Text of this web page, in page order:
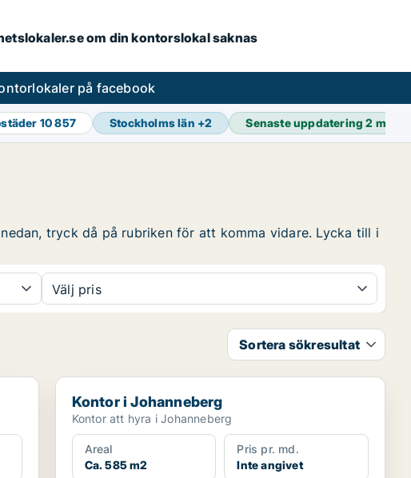
om din kontorslokal saknas
på facebook
10 857 Stockholms län +2 Senaste uppdatering2 min
tryck då på rubriken för att komma vidare. Lycka till i
Välj pris
Sortera sökresultat
Kontor i Johanneberg
Kontor i Johanneberg
Kontor att hyra i Johanneberg
Areal
Ca. 585 m2
Pris pr. md.
Inte angivet